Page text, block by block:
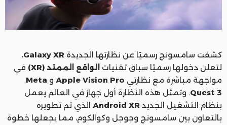
كشفت سامسونج رسميًا عن نظارتها الجديدة Galaxy XR،
لتعلن دخولها رسميًا سباق تقنيات
الواقع الممتد (XR)
في
مواجهة مباشرة مع نظارتي Apple Vision Pro و Meta
Quest 3. وتمثل هذه النظارة أول جهاز في العالم يعمل
بنظام التشغيل الجديد Android XR الذي تم تطويره
بالتعاون بين سامسونج وجوجل وكوالكوم، مما يجعلها خطوة